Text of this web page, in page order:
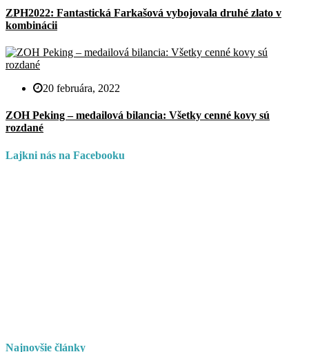
ZPH2022: Fantastická Farkašová vybojovala druhé zlato v
kombinácii
20 februára, 2022
ZOH Peking – medailová bilancia: Všetky cenné kovy sú
rozdané
Lajkni nás na Facebooku
Najnovšie články